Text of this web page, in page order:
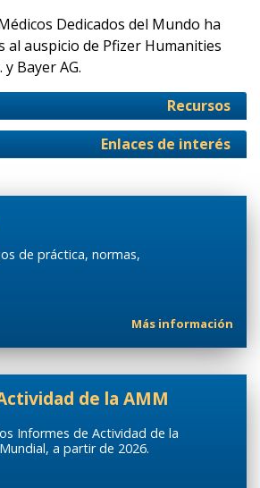
Dedicados del Mundo ha
al auspicio de Pfizer Humanities
Bayer AG.
Recursos
Enlaces de interés
de práctica, normas,
Más información
de la AMM
Informes de Actividad de la
a partir de 2026.